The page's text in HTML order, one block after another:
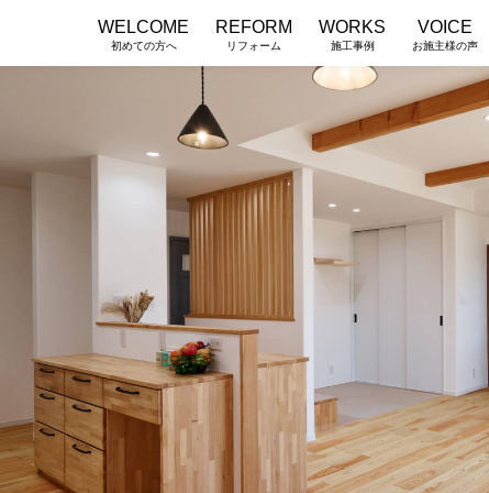
WELCOME
初めての方へ
REFORM
リフォーム
WORKS
施工事例
VOICE
お施主様の声